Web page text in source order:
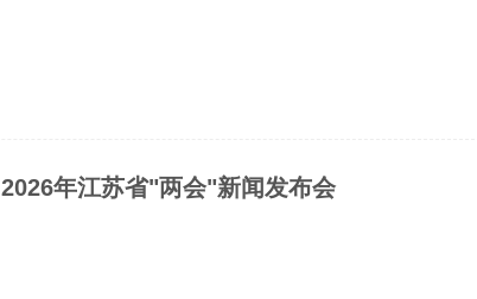
2026年江苏省"两会"新闻发布会